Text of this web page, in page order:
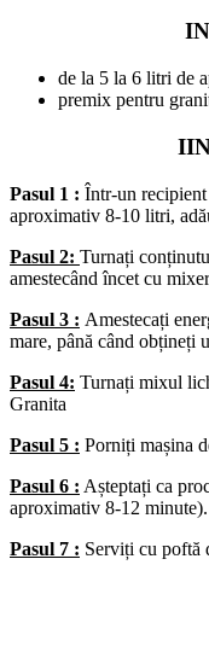
de la 5 la 6 litri de
premix pentru
Pasul 1 : Într-un
aproximativ 8-10 litri,
Pasul 2: Turnați
amestecând încet cu
Pasul 3 : Amestecați
mare, până când obțineți
Pasul 4: Turnați mixul
Granita
Pasul 5 : Porniți mașina
Pasul 6 : Așteptați ca
aproximativ 8-12 minute).
Pasul 7 : Serviți cu poftă